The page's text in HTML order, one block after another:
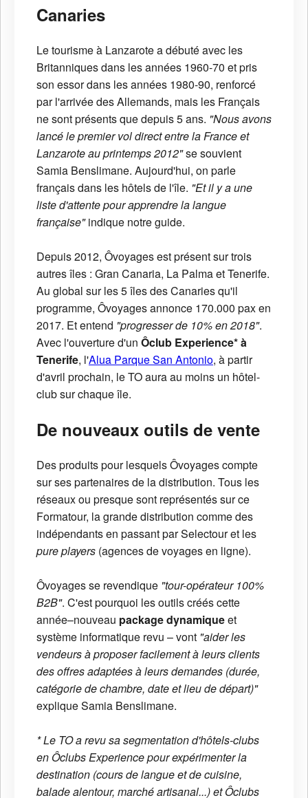
Canaries
Le tourisme à Lanzarote a débuté avec les
Britanniques dans les années 1960-70 et pris
son essor dans les années 1980-90, renforcé
par l'arrivée des Allemands, mais les Français
ne sont présents que depuis 5 ans. "Nous avons
lancé le premier vol direct entre la France et
Lanzarote au printemps 2012"se souvient
Samia Benslimane. Aujourd'hui, on parle
français dans les hôtels de l'île. "Et il y a une
liste d'attente pour apprendre la langue
française"indique notre guide.
Depuis 2012, Ôvoyages est présent sur trois
autres îles : Gran Canaria, La Palma et Tenerife.
Au global sur les 5 îles des Canaries qu'il
programme, Ôvoyages annonce 170.000 pax en
2017. Et entend "progresser de 10% en 2018".
Avec l'ouverture d'un Ôclub Experience* à
Tenerife, l'Alua Parque San Antonio, à partir
d'avril prochain, le TO aura au moins un hôtel-
club sur chaque île.
De nouveaux outils de vente
Des produits pour lesquels Ôvoyages compte
sur ses partenaires de la distribution. Tous les
réseaux ou presque sont représentés sur ce
Formatour, la grande distribution comme des
indépendants en passant par Selectour et les
pure players (agences de voyages en ligne).
Ôvoyages se revendique "tour-opérateur 100%
B2B". C'est pourquoi les outils créés cette
année–nouveau package dynamiqueet
système informatique revu – vont "aider les
vendeurs à proposer facilement à leurs clients
des offres adaptées à leurs demandes (durée,
catégorie de chambre, date et lieu de départ)"
explique Samia Benslimane.
* Le TO a revu sa segmentation d'hôtels-clubs
en Ôclubs Experience pour expérimenter la
destination (cours de langue et de cuisine,
balade alentour, marché artisanal...) et Ôclubs